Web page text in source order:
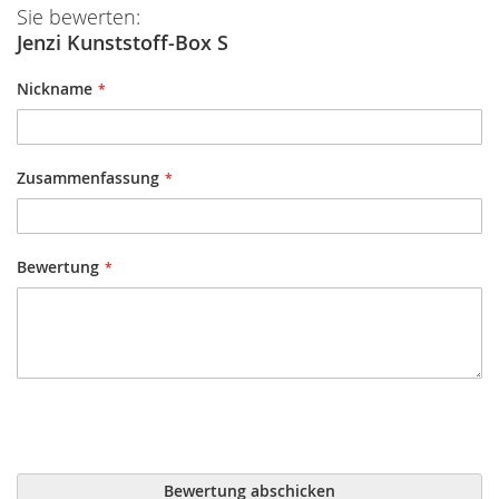
Sie bewerten:
Jenzi Kunststoff-Box S
Nickname
Zusammenfassung
Bewertung
Bewertung abschicken